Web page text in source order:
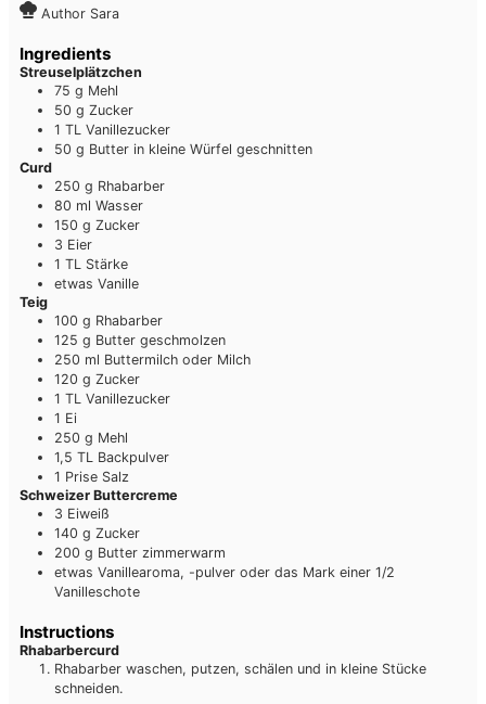
Author Sara
Ingredients
Streuselplätzchen
75 g Mehl
50 g Zucker
1 TL Vanillezucker
50 g Butter in kleine Würfel geschnitten
Curd
250 g Rhabarber
80 ml Wasser
150 g Zucker
3 Eier
1 TL Stärke
etwas Vanille
Teig
100 g Rhabarber
125 g Butter geschmolzen
250 ml Buttermilch oder Milch
120 g Zucker
1 TL Vanillezucker
1 Ei
250 g Mehl
1,5 TL Backpulver
1 Prise Salz
Schweizer Buttercreme
3 Eiweiß
140 g Zucker
200 g Butter zimmerwarm
etwas Vanillearoma, -pulver oder das Mark einer 1/2
Vanilleschote
Instructions
Rhabarbercurd
Rhabarber waschen, putzen, schälen und in kleine Stücke
schneiden.